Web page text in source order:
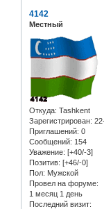
4142
Местный
Откуда: Tashkent
Зарегистрирован:
Приглашений: 0
Сообщений: 154
Уважение: [+40/-3]
Позитив: [+46/-0]
Пол: Мужской
Провел на форуме:
1 месяц 1 день
Последний визит: